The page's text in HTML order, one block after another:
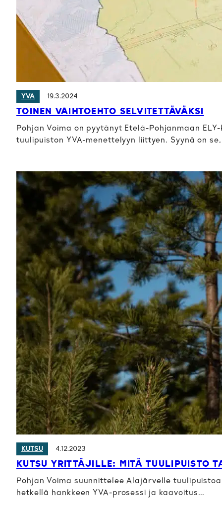
YVA 19.3.2024
TOINEN VAIHTOEHTO SELVITETTÄVÄKSI
Pohjan Voima on pyytänyt Etelä-Pohjanmaan
tuulipuiston YVA-menettelyyn liittyen. Syynä on
KUTSU 4.12.2023
KUTSU YRITTÄJILLE: MITÄ TUULIPUISTO
Pohjan Voima suunnittelee Alajärvelle
hetkellä hankkeen YVA-prosessi ja kaavoitus…